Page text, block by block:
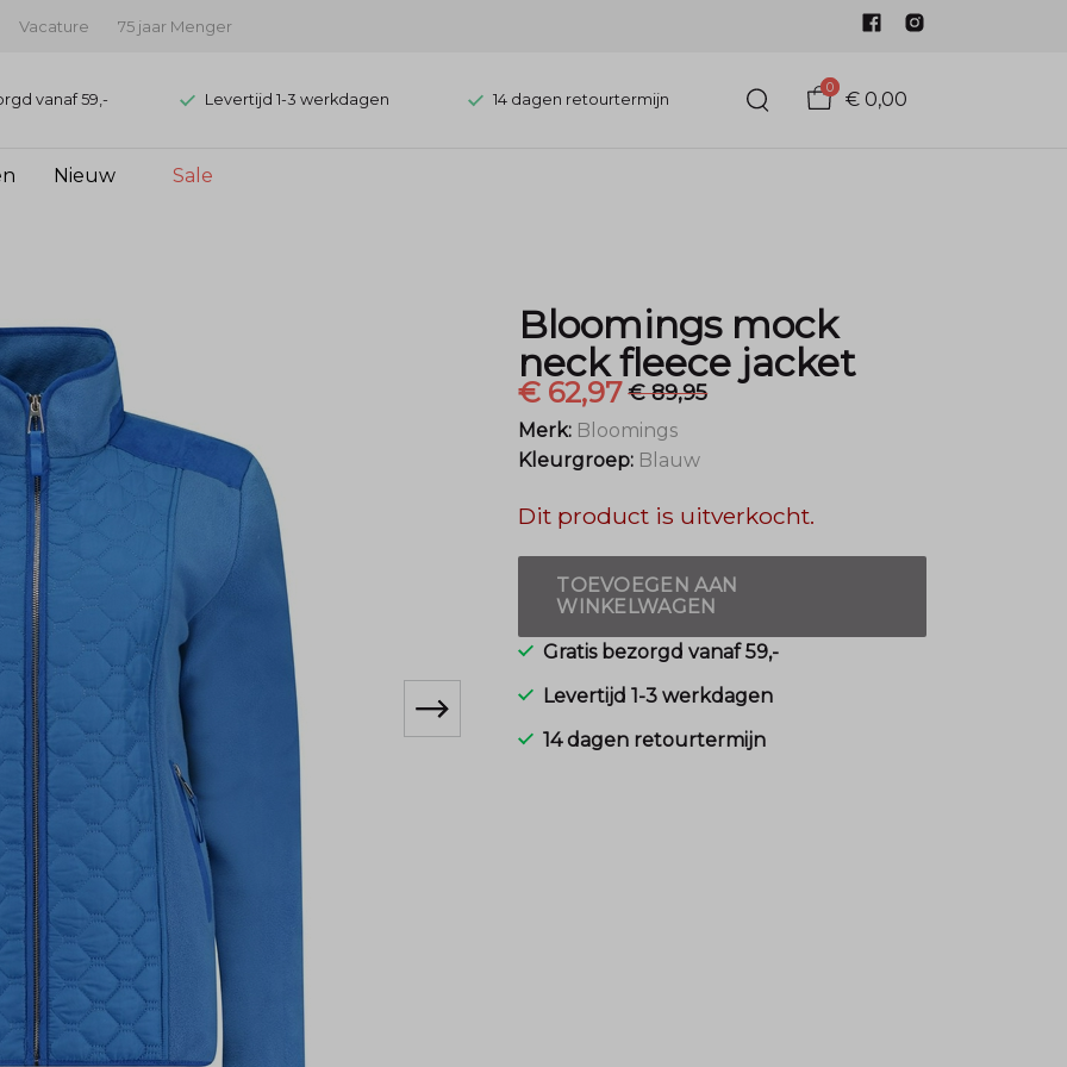
Vacature 75 jaar Menger
vanaf 59,- Levertijd 1-3 werkdagen 14 dagen retourtermijn
0
€ 0,00
Nieuw Sale
Bloomings mock
neck fleece jacket
€ 62,97€ 89,95
Merk: Bloomings
Kleurgroep: Blauw
Dit product is uitverkocht.
TOEVOEGEN AAN
WINKELWAGEN
Gratis bezorgd vanaf 59,-
Levertijd 1-3 werkdagen
14 dagen retourtermijn